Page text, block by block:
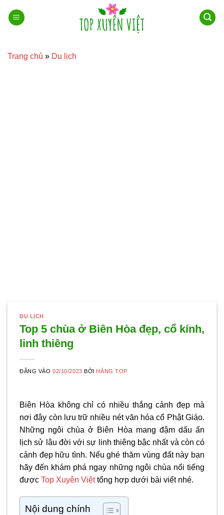
qua
Trang chủ » Du lịch
DU LỊCH
Top 5 chùa ở Biên Hòa đẹp, cổ kính,
linh thiêng
ĐĂNG VÀO02/10/2023 BỞI HẰNG TOP
Biên Hòa không chỉ có nhiều thắng cảnh đẹp mà
nơi đây còn lưu trữ nhiều nét văn hóa cổ Phật Giáo.
Những ngôichùa ở Biên Hòa mang đậm dấu ấn
lịch sử lâu đời với sự linh thiêng bậc nhất và còn có
cảnh đẹp hữu tình. Nếu ghé thăm vùng đất này bạn
hãy đến khám phá ngay những ngôi chùa nổi tiếng
được Top Xuyên Việttổng hợp dưới bài viết nhé.
Nội dung chính